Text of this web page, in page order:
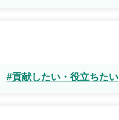
#貢献したい・役立ちたい